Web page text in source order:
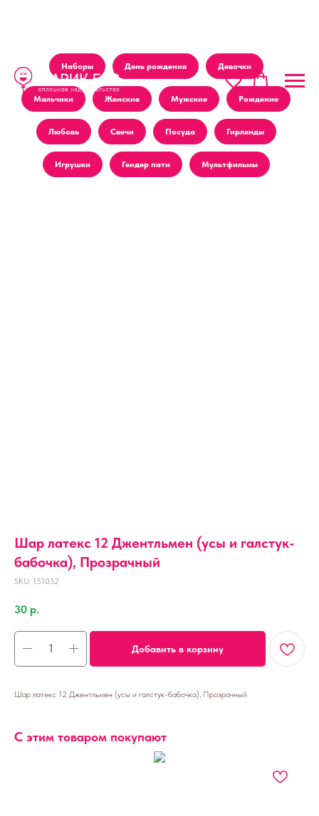
Наборы День рождения Девочки
Мальчики Женские Мужские Рождение
Любовь Свечи Посуда Гирлянды
Игрушки Гендер пати Мультфильмы
Шар латекс 12 Джентльмен (усы и галстук-
бабочка), Прозрачный
SKU: 151052
30 р.
Добавить в корзину
Шар латекс 12 Джентльмен (усы и галстук-бабочка), Прозрачный
С этим товаром покупают